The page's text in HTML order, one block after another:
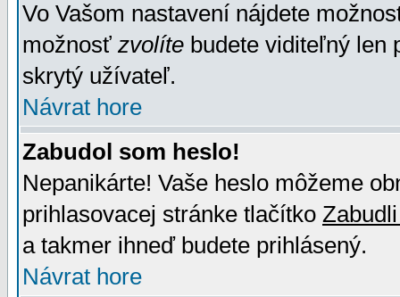
Vo Vašom nastavení nájdete
možnosť zvolíte budete viditeľný len
skrytý užívateľ.
Návrat hore
Zabudol som heslo!
Nepanikárte! Vaše heslo môžeme
prihlasovacej stránke tlačítko
a takmer ihneď budete prihlásený.
Návrat hore